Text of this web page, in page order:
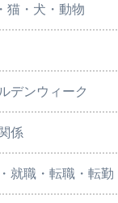
猫・犬・動物
デンウィーク
係
就職・転職・転勤